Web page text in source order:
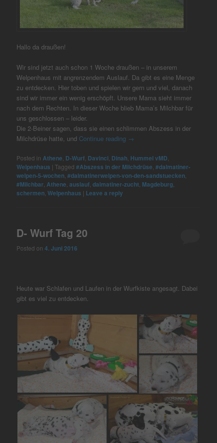
Hallo da draußen!
Wir sind jetzt auch schon 1 Woche draußen – in unserem
Welpenhaus mit angrenzendem Auslauf. Da gibt es eine Menge
zu entdecken. Hier toben und spielen wir gern und viel, danach
sind wir immer ein wenig erschöpft. Unsere Mama sieht immer
nach dem Rechten. In dieser Woche blieb Mama’s Milchbar für
uns geschlossen – leider.
Die 2-Beiner sagen, dass sie einen schlimmen Abszess in der
Milchdrüse hatte, und Continue reading →
Posted in Athene D-Wurf Davinci Dinah Hummel vMD
Welpenhaus |Tagged #Abszess in der Milchdrüse ,#dalmatiner-
welpen-5-wochen ,#dalmatinerwelpen-von-den-sandstuecken
#Milchbar Athene ,auslauf ,dalmatiner-zucht Magdeburg
schermen ,Welpenhaus | Leave a reply
D- Wurf Tag 20
Posted on4. Juni 2016
Heute war Schlafen und Laufen in der Wurfkiste angesagt. Dabei
gibt es viel zu entdecken.